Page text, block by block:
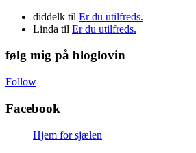
diddelk til Er du utilfreds.
Linda til Er du utilfreds.
følg mig på bloglovin
Follow
Facebook
Hjem for sjælen